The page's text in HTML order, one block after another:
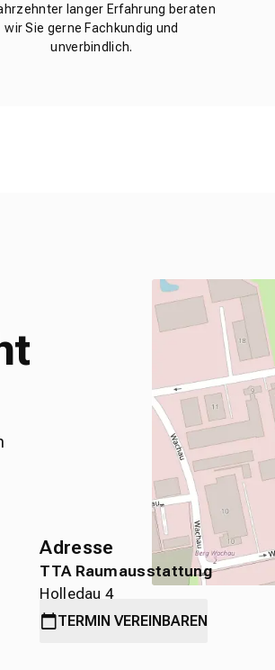
langer Erfahrung beraten
wir Sie gerne Fachkundig und
unverbindlich.
Adresse
TTA Raumausstattung
Holledau 4
89584 Ehingen
TERMIN VEREINBAREN